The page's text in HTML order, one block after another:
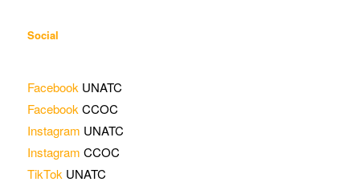
Social
Facebook UNATC
Facebook CCOC
Instagram UNATC
Instagram CCOC
TikTok UNATC